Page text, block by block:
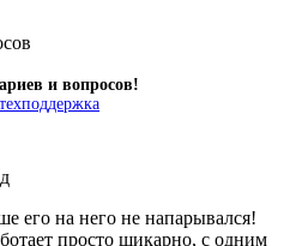
и вопросов!
техподдержка